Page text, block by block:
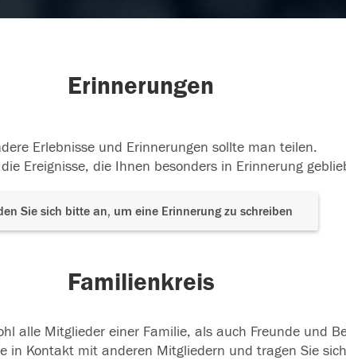
Erinnerungen
Erlebnisse und Erinnerungen sollte man teilen.
Ereignisse, die Ihnen besonders in Erinnerung
Sie sich bitte an, um eine Erinnerung zu schreiben
Familienkreis
alle Mitglieder einer Familie, als auch Freunde und
in Kontakt mit anderen Mitgliedern und tragen Sie